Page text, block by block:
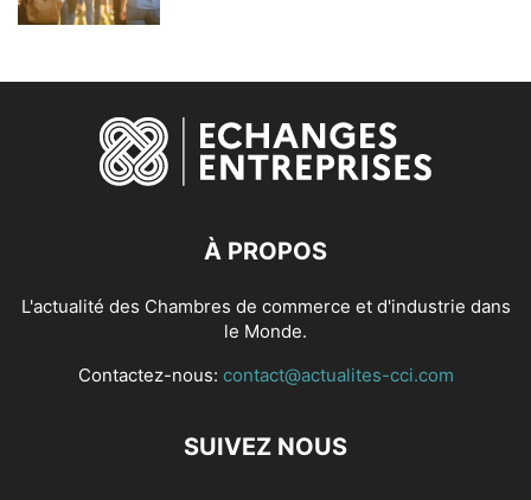
À PROPOS
L'actualité des Chambres de commerce et d'industrie dans
le Monde.
Contactez-nous: contact@actualites-cci.com
SUIVEZ NOUS